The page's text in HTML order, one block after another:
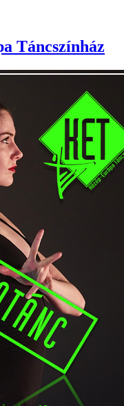
Táncszínház